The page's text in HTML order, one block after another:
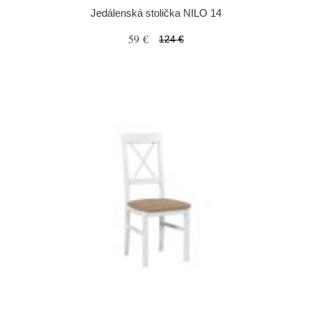
Jedálenská stolička NILO 14
59 € 124 €